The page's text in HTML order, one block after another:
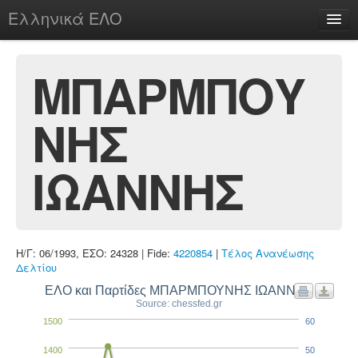
Ελληνικά ΕΛΟ
chesstu.be @ discord
Login
ΜΠΑΡΜΠΟΥ
ΝΗΣ
ΙΩΑΝΝΗΣ
Η/Γ: 06/1993, ΕΣΟ: 24328 | Fide: 4220854 | Τέλος Ανανέωσης
Δελτίου
ΕΛΟ και Παρτίδες ΜΠΑΡΜΠΟΥΝΗΣ ΙΩΑΝΝΗΣ
Source: chessfed.gr
1400
1500
50
60